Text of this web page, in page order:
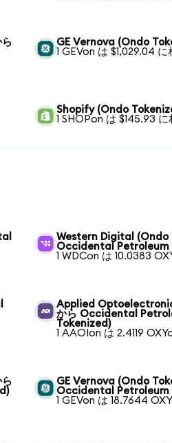
GE Vernova (Ondo
1 GEVon は $1,029.04 に
Shopify (Ondo
1 SHOPon は $145.93 に
Western Digital (Ondo
Occidental Petroleum
1 WDCon は 10.0383
Applied
から Occidental
Tokenized)
1 AAOIon は 2.4119
GE Vernova (Ondo
Occidental Petroleum
1 GEVon は 18.7644